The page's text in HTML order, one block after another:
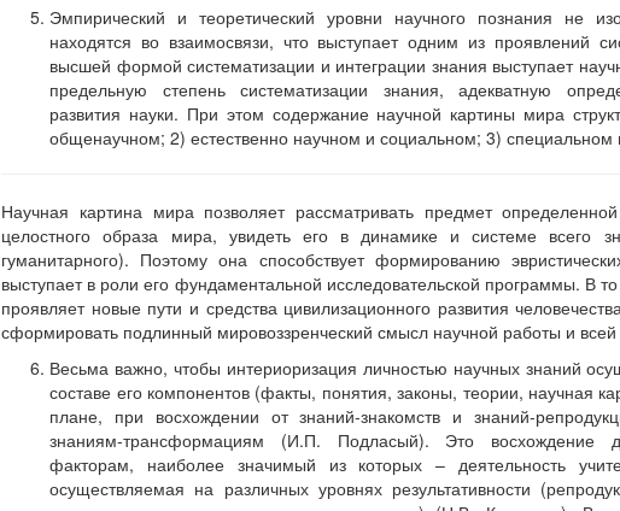
Эмпирический и теоретический уровни научного познания не
находятся во взаимосвязи, что выступает одним из проявлений
высшей формой систематизации и интеграции знания выступает
предельную степень систематизации знания, адекватную
развития науки. При этом содержание научной картины мира
общенаучном; 2) естественно научном и социальном; 3) специальном
Научная картина мира позволяет рассматривать предмет
целостного образа мира, увидеть его в динамике и системе всего
гуманитарного). Поэтому она способствует формированию
выступает в роли его фундаментальной исследовательской программы. В
проявляет новые пути и средства цивилизационного развития
сформировать подлинный мировоззренческий смысл научной работы и всей
Весьма важно, чтобы интериоризация личностью научных знаний
составе его компонентов (факты, понятия, законы, теории, научная
плане, при восхождении от знаний-знакомств и знаний-
знаниям-трансформациям (И.П. Подласый). Это восхождение
факторам, наиболее значимый из которых – деятельность
осуществляемая на различных уровнях результативности